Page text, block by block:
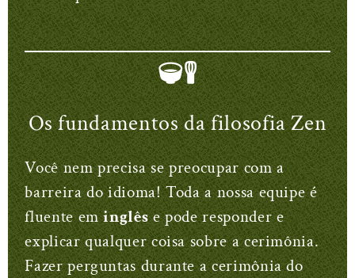
Os fundamentos da filosofia Zen
Você nem precisa se preocupar com a
barreira do idioma! Toda a nossa equipe é
fluente eminglês e pode responder e
explicar qualquer coisa sobre a cerimônia.
Fazer perguntas durante a cerimônia do